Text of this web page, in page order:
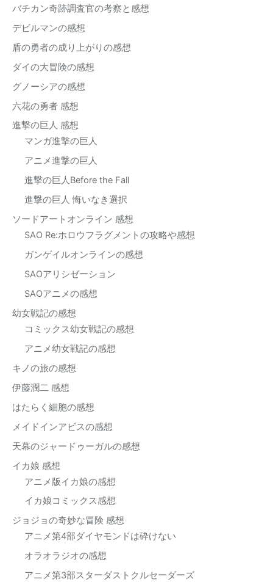
バチカン奇跡調査官の考察と感想
デビルマンの感想
盾の勇者の成り上がりの感想
ダイの大冒険の感想
グノーシアの感想
六花の勇者 感想
進撃の巨人 感想
マンガ進撃の巨人
アニメ進撃の巨人
進撃の巨人Before the Fall
進撃の巨人 悔いなき選択
ソードアートオンライン 感想
SAO Re:ホロウフラグメントの攻略や感想
ガンゲイルオンラインの感想
SAOアリシゼーション
SAOアニメの感想
幼女戦記の感想
コミックス幼女戦記の感想
アニメ幼女戦記の感想
キノの旅の感想
伊藤潤二 感想
はたらく細胞の感想
メイドインアビスの感想
天幕のジャードゥーガルの感想
イカ娘 感想
アニメ版イカ娘の感想
イカ娘コミックス感想
ジョジョの奇妙な冒険 感想
アニメ第4部ダイヤモンドは砕けない
オラオラジオの感想
アニメ第3部スターダストクルセーダーズ